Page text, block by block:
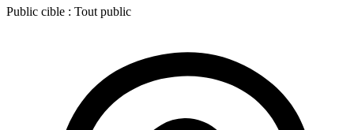
Public cible : Tout public